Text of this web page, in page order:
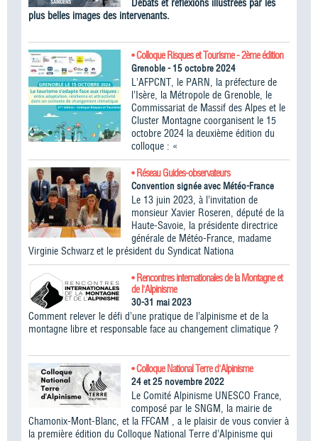
plus belles images des intervenants.
• Colloque Risques et Tourisme - 2ème édition
Grenoble - 15 octobre 2024
L’AFPCNT, le PARN, la préfecture de
l’Isère, la Métropole de Grenoble, le
Commissariat de Massif des Alpes et le
Cluster Montagne coorganisent le 15
octobre 2024 la deuxième édition du
colloque : «
• Réseau Guides-observateurs
Convention signée avec Météo-France
Le 13 juin 2023, à l’invitation de
monsieur Xavier Roseren, député de la
Haute-Savoie, la présidente directrice
générale de Météo-France, madame
Virginie Schwarz et le président du Syndicat Nationa
• Rencontres internationales de la Montagne et
de l'Alpinisme
30-31 mai 2023
Comment relever le défi d’une pratique de l’alpinisme et de la
montagne libre et responsable face au changement climatique ?
• Colloque National Terre d'Alpinisme
24 et 25 novembre 2022
Le Comité Alpinisme UNESCO France,
composé par le SNGM, la mairie de
Chamonix-Mont-Blanc, et la FFCAM , a le plaisir de vous convier à
la première édition du Colloque National Terre d’Alpinisme qui